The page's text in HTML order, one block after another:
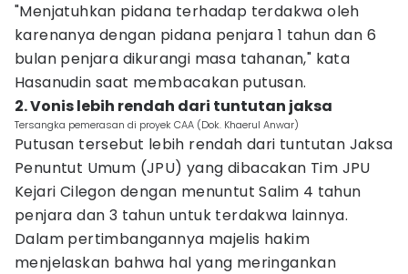
"Menjatuhkan pidana terhadap terdakwa oleh
karenanya dengan pidana penjara 1 tahun dan 6
bulan penjara dikurangi masa tahanan," kata
Hasanudin saat membacakan putusan.
2. Vonis lebih rendah dari tuntutan jaksa
Tersangka pemerasan di proyek CAA (Dok. Khaerul Anwar)
Putusan tersebut lebih rendah dari tuntutan Jaksa
Penuntut Umum (JPU) yang dibacakan Tim JPU
Kejari Cilegon dengan menuntut Salim 4 tahun
penjara dan 3 tahun untuk terdakwa lainnya.
Dalam pertimbangannya majelis hakim
menjelaskan bahwa hal yang meringankan